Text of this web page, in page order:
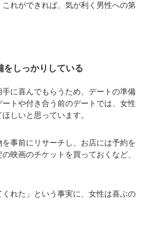
これができれば、気が利く男性への第
をしっかりしている
に喜んでもらうため、デートの準備
トや付き合う前のデートでは、女性
しいと思っています。
事前にリサーチし、お店には予約を
映画のチケットを買っておくなど、
くれた」という事実に、女性は喜ぶの